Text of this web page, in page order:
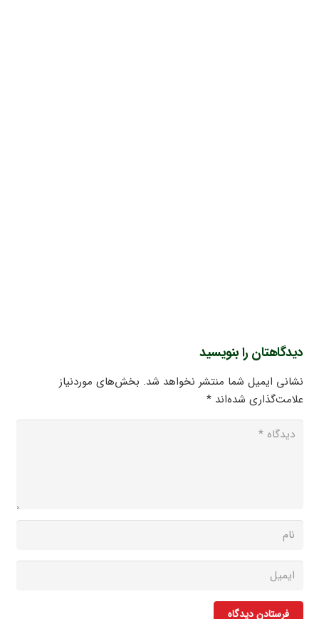
دیدگاهتان را بنویسید
نشانی ایمیل شما منتشر نخواهد شد. بخش‌های موردنیاز
علامت‌گذاری شده‌اند*
فرستادن دیدگاه